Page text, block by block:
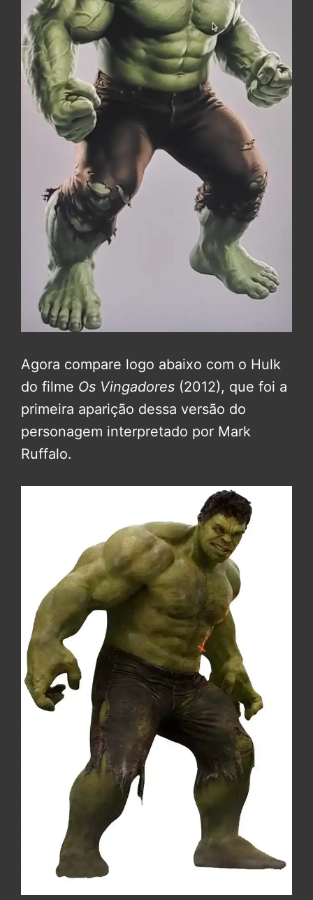
Agora compare logo abaixo com o Hulk
do filme Os Vingadores (2012), que foi a
primeira aparição dessa versão do
personagem interpretado por Mark
Ruffalo.